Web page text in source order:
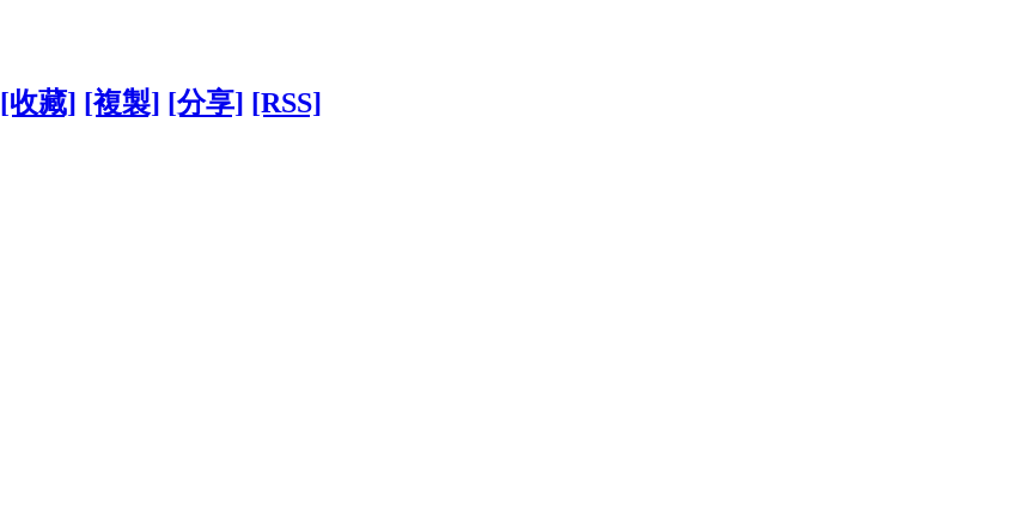
[收藏] [複製] [分享] [RSS]